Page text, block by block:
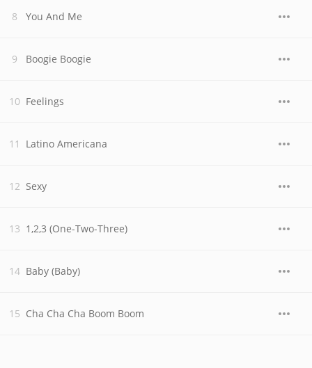
You And Me
Boogie Boogie
Feelings
Latino Americana
Sexy
1,2,3 (One-Two-Three)
Baby (Baby)
Cha Cha Cha Boom Boom